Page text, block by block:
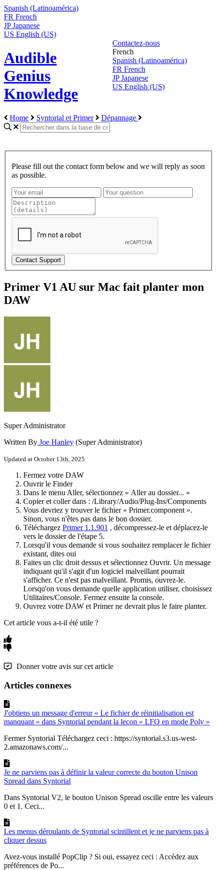
Spanish (Latinoamérica)
FR French
JP Japanese
US English (US)
Audible
Genius
Knowledge
Contactez-nous
French
Spanish (Latinoamérica)
FR French
JP Japanese
US English (US)
Home Syntorial et Primer Dépannage
Please fill out the contact form below and we will reply as soon
as possible.
Primer V1 AU sur Mac fait planter mon
DAW
Super Administrator
Written By Joe Hanley (Super Administrator)
Updated at October 13th, 2025
Fermez votre DAW
Ouvrir le Finder
Dans le menu Aller, sélectionnez « Aller au dossier... »
Copier et coller dans : /Library/Audio/Plug-Ins/Components
Vous devriez y trouver le fichier « Primer.component ».
Sinon, vous n'êtes pas dans le bon dossier.
Téléchargez Primer 1 .1 .901 , décompressez-le et déplacez-le
vers le dossier de l'étape 5.
Lorsqu'il vous demande si vous souhaitez remplacer le fichier
existant, dites oui
Faites un clic droit dessus et sélectionnez Ouvrir. Un message
indiquant qu'il s'agit d'un logiciel malveillant pourrait
s'afficher. Ce n'est pas malveillant. Promis, ouvrez-le.
Lorsqu'on vous demande quelle application utiliser, choisissez
Utilitaires/Console. Fermez ensuite la console.
Ouvrez votre DAW et Primer ne devrait plus le faire planter.
Cet article vous a-t-il été utile ?
Donner votre avis sur cet article
Articles connexes
J'obtiens un message d'erreur « Le fichier de réinitialisation est
manquant » dans Syntorial pendant la leçon « LFO en mode Poly »
Fermer Syntorial Téléchargez ceci : https://syntorial.s3.us-west-
2.amazonaws.com/...
Je ne parviens pas à définir la valeur correcte du bouton Unison
Spread dans Syntorial
Dans Syntorial V2, le bouton Unison Spread oscille entre les valeurs
0 et 1. Ceci...
Les menus déroulants de Syntorial scintillent et je ne parviens pas à
cliquer dessus
Avez-vous installé PopClip ? Si oui, essayez ceci : Accédez aux
préférences de Po...